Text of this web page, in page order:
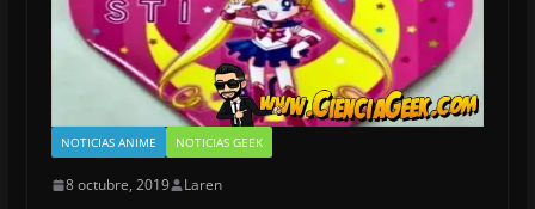
NOTICIAS ANIME NOTICIAS GEEK
8 octubre, 2019 Laren